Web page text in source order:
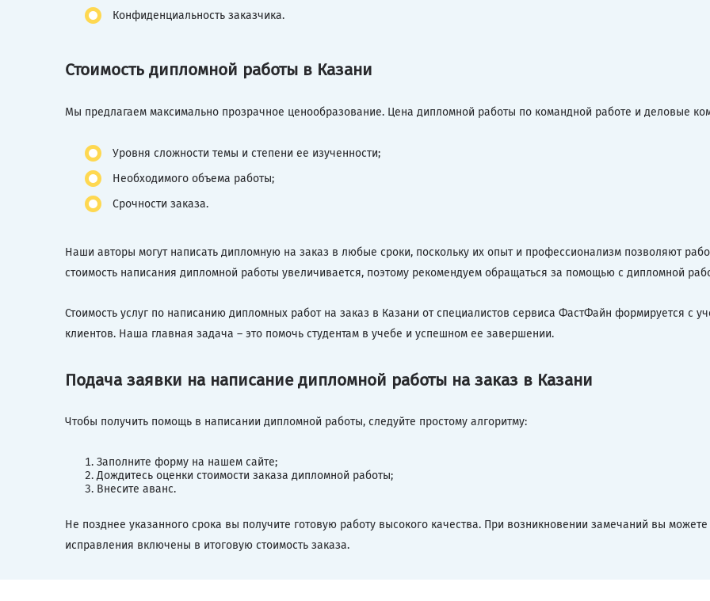
Конфиденциальность заказчика.
Стоимость дипломной работы в Казани
Мы предлагаем максимально прозрачное ценообразование. Цена дипломной работы по командной работе и деловые
Уровня сложности темы и степени ее изученности;
Необходимого объема работы;
Срочности заказа.
Наши авторы могут написать дипломную на заказ в любые сроки, поскольку их опыт и профессионализм позволяют
стоимость написания дипломной работы увеличивается, поэтому рекомендуем обращаться за помощью с дипломной
Стоимость услуг по написанию дипломных работ на заказ в Казани от специалистов сервиса ФастФайн формируется с
клиентов. Наша главная задача – это помочь студентам в учебе и успешном ее завершении.
Подача заявки на написание дипломной работы на заказ в Казани
Чтобы получить помощь в написании дипломной работы, следуйте простому алгоритму:
Заполните форму на нашем сайте;
Дождитесь оценки стоимости заказа дипломной работы;
Внесите аванс.
Не позднее указанного срока вы получите готовую работу высокого качества. При возникновении замечаний вы
исправления включены в итоговую стоимость заказа.